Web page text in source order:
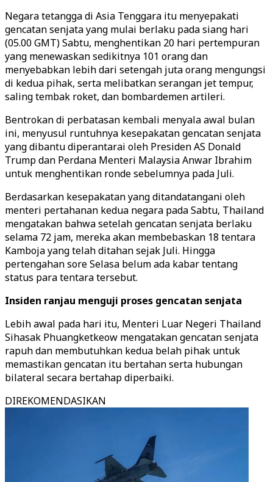
Negara tetangga di Asia Tenggara itu menyepakati
gencatan senjata yang mulai berlaku pada siang hari
(05.00 GMT) Sabtu, menghentikan 20 hari pertempuran
yang menewaskan sedikitnya 101 orang dan
menyebabkan lebih dari setengah juta orang mengungsi
di kedua pihak, serta melibatkan serangan jet tempur,
saling tembak roket, dan bombardemen artileri.
Bentrokan di perbatasan kembali menyala awal bulan
ini, menyusul runtuhnya kesepakatan gencatan senjata
yang dibantu diperantarai oleh Presiden AS Donald
Trump dan Perdana Menteri Malaysia Anwar Ibrahim
untuk menghentikan ronde sebelumnya pada Juli.
Berdasarkan kesepakatan yang ditandatangani oleh
menteri pertahanan kedua negara pada Sabtu, Thailand
mengatakan bahwa setelah gencatan senjata berlaku
selama 72 jam, mereka akan membebaskan 18 tentara
Kamboja yang telah ditahan sejak Juli. Hingga
pertengahan sore Selasa belum ada kabar tentang
status para tentara tersebut.
Insiden ranjau menguji proses gencatan senjata
Lebih awal pada hari itu, Menteri Luar Negeri Thailand
Sihasak Phuangketkeow mengatakan gencatan senjata
rapuh dan membutuhkan kedua belah pihak untuk
memastikan gencatan itu bertahan serta hubungan
bilateral secara bertahap diperbaiki.
DIREKOMENDASIKAN